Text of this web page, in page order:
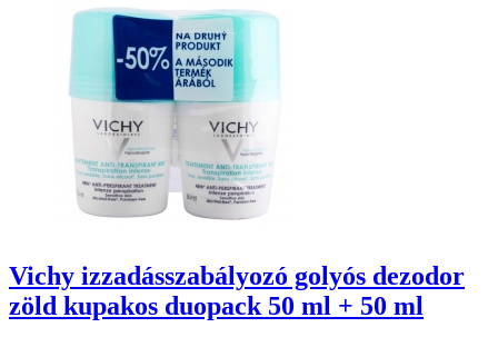
Vichy izzadásszabályozó golyós dezodor
zöld kupakos duopack 50 ml + 50 ml